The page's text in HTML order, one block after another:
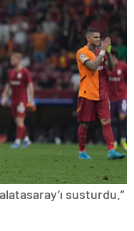
susturdu.”